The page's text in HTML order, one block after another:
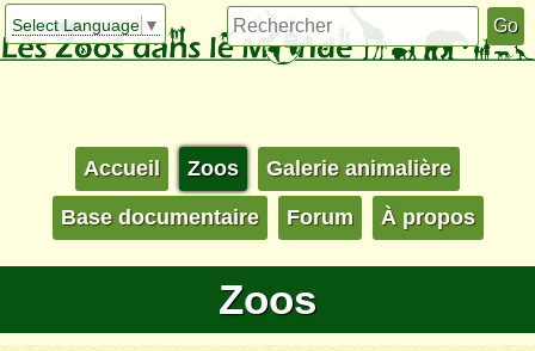
Select Language ▼
Accueil Zoos Galerie animalière
Base documentaire Forum À propos
Zoos